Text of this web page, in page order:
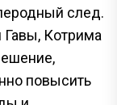
след.
Котрима
повысить